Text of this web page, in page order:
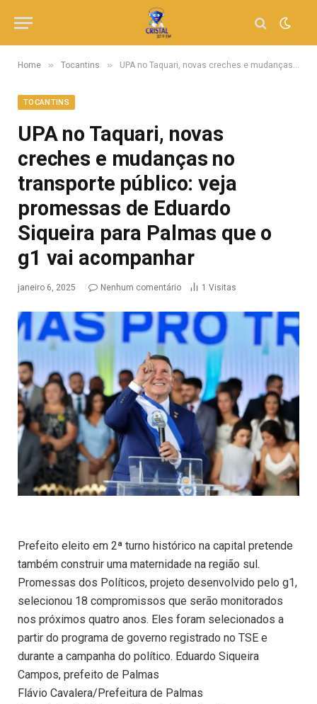
Home » Tocantins » UPA no Taquari, novas creches e mudanças no transporte público: veja promessas de Eduardo Siqueira para Palmas que o g1 vai acompanhar
TOCANTINS
UPA no Taquari, novas
creches e mudanças no
transporte público: veja
promessas de Eduardo
Siqueira para Palmas que o
g1 vai acompanhar
janeiro 6, 2025 Nenhum comentário 1 Visitas
Prefeito eleito em 2ª turno histórico na capital pretende
também construir uma maternidade na região sul.
Promessas dos Políticos, projeto desenvolvido pelo g1,
selecionou 18 compromissos que serão monitorados
nos próximos quatro anos. Eles foram selecionados a
partir do programa de governo registrado no TSE e
durante a campanha do político. Eduardo Siqueira
Campos, prefeito de Palmas
Flávio Cavalera/Prefeitura de Palmas